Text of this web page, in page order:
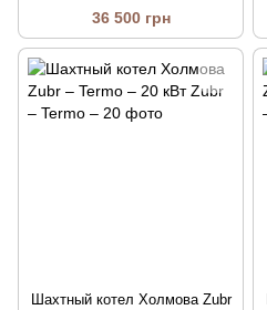
36 500 грн
Шахтный котел Холмова Zubr